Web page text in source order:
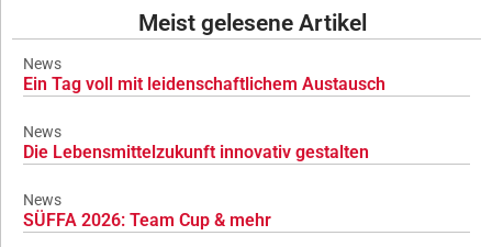
Meist gelesene Artikel
News
Ein Tag voll mit leidenschaftlichem Austausch
News
Die Lebensmittelzukunft innovativ gestalten
News
SÜFFA 2026: Team Cup & mehr